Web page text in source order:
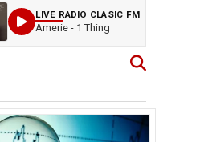
LIVE RADIO CLASIC FM
Amerie - 1 Thing